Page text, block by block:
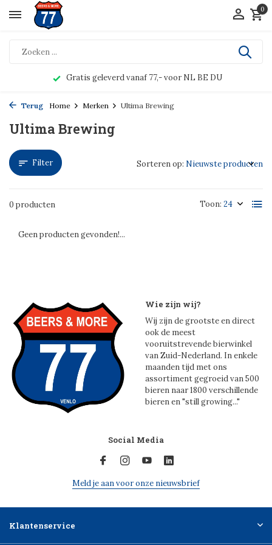
0
Gratis geleverd vanaf 77,- voor NL BE DU
Terug Home Merken Ultima Brewing
Ultima Brewing
Filter
0 producten Toon:
Sorteren op:
Geen producten gevonden!...
Wie zijn wij?
Wij zijn de grootste en direct
ook de meest
vooruitstrevende bierwinkel
van Zuid-Nederland. In enkele
maanden tijd met ons
assortiment gegroeid van 500
bieren naar 1800 verschillende
bieren en "still growing..."
Social Media
Meld je aan voor onze nieuwsbrief
Klantenservice